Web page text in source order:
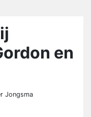
en
Jongsma